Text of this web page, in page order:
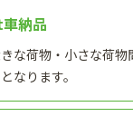
納品
な荷物・小さな荷
なります。